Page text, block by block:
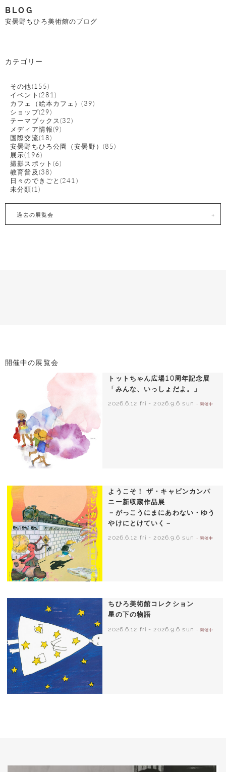
BLOG
安曇野ちひろ美術館のブログ
カテゴリー
その他(155)
イベント(281)
カフェ（絵本カフェ）(39)
ショップ(29)
テーマブックス(32)
メディア情報(9)
国際交流(18)
安曇野ちひろ公園（安曇野）(85)
展示(196)
撮影スポット(6)
教育普及(38)
日々のできごと(241)
未分類(1)
過去の展覧会
開催中の展覧会
トットちゃん広場10周年記念展
「みんな、いっしょだよ。」
2026.6.12 fri -2026.9.6 sun - 開催中
ようこそ！ ザ・キャビンカンパ
ニー新収蔵作品展
－がっこうにまにあわない・ゆう
やけにとけていく－
2026.6.12 fri -2026.9.6 sun - 開催中
ちひろ美術館コレクション
星の下の物語
2026.6.12 fri - 2026.9.6 sun - 開催中